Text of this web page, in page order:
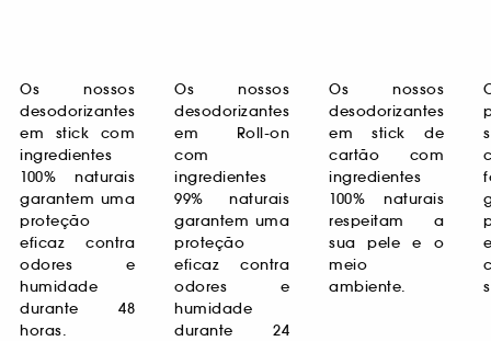
Os nossos
desodorizantes
em stick com
ingredientes
100% naturais
garantem uma
proteção
eficaz contra
odores e
humidade
durante 48
horas.
Os nossos
desodorizantes
em Roll-on
com
ingredientes
99% naturais
garantem uma
proteção
eficaz contra
odores e
humidade
durante 24
Os nossos
desodorizantes
em stick de
cartão com
ingredientes
100% naturais
respeitam a
sua pele e o
meio
ambiente.